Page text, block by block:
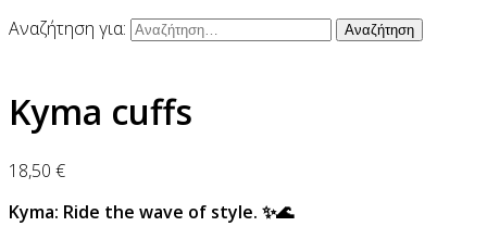
Αναζήτηση για:
Kyma cuffs
18,50 €
Kyma: Ride the wave of style. ✨🌊